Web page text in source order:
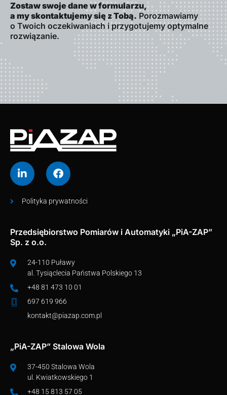
Zostaw swoje dane w formularzu,
a my skontaktujemy się z Tobą. Porozmawiamy
o Twoich oczekiwaniach i przygotujemy optymalne
rozwiązanie.
Polityka prywatności
Przedsiębiorstwo Pomiarów i Automatyki „PiA-ZAP”
Sp. z o.o.
24-110 Puławy
al. Tysiąclecia Państwa Polskiego 13
+48 81 473 10 01
697 619 966
kontakt@piazap.com.pl
„PiA-ZAP” Stalowa Wola
37-450 Stalowa Wola
ul. Kwiatkowskiego 1
+48 15 813 57 05